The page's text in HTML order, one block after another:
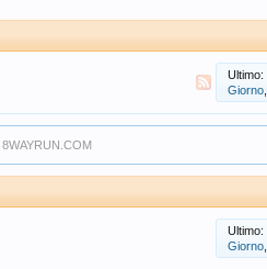
Ultimo:
Giorno
8WAYRUN.COM
Ultimo:
Giorno